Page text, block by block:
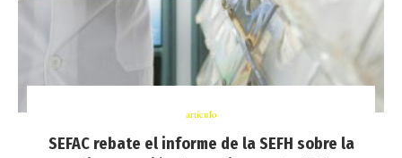
artículo
SEFAC rebate el informe de la SEFH sobre la